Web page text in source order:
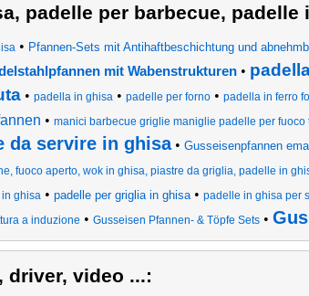
padelle per barbecue, padelle
• Pfannen-Sets mit Antihaftbeschichtung und
mit Wabenstrukturen•
• padella in ghisa • padelle per forno • padella in ferro
• manici barbecue griglie maniglie padelle per
da servire in ghisa• Gusseisenpfannen
fuoco aperto, wok in ghisa, piastre da griglia, padelle in
ghisa • padelle per griglia in ghisa• padelle in ghisa per
a induzione • Gusseisen Pfannen- & Töpfe Sets•
driver, video ...: